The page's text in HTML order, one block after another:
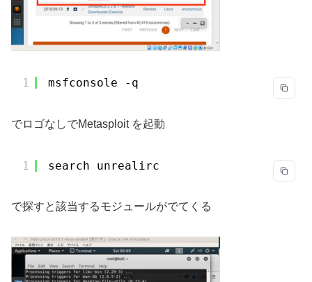
1 msfconsole -q
でロゴなしでMetasploit を起動
1 search unrealirc
で探すと該当するモジュールがでてくる